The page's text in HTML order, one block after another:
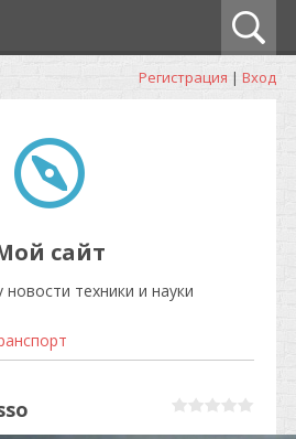
Регистрация | Вход
сайт
новости техники и науки